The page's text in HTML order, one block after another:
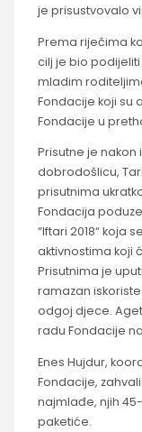
je prisustvovalo
Prema riječima
cilj je bio
mladim
Fondacije koji su
Fondacije u
Prisutne je
dobrodošlicu,
prisutnima
Fondacija
“Iftari 2018“ koja
aktivnostima koji
Prisutnima je
ramazan
odgoj djece.
radu Fondacije
Enes Hujdur,
Fondacije,
najmlađe, njih
paketiće.